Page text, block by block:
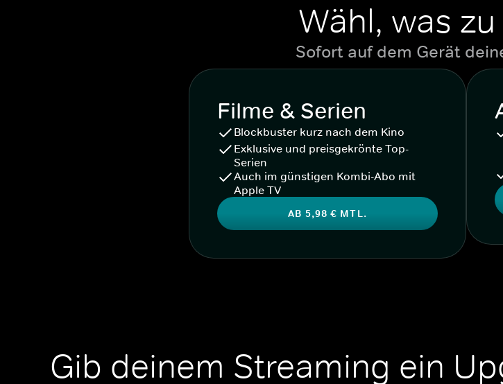
Wähl, was
Sofort auf dem Gerät
Filme & Serien
Blockbuster kurz nach dem Kino
Exklusive und preisgekrönte Top-
Serien
Auch im günstigen Kombi-Abo mit
Apple TV
AB 5,98 € MTL.
Gib deinem Streaming ein